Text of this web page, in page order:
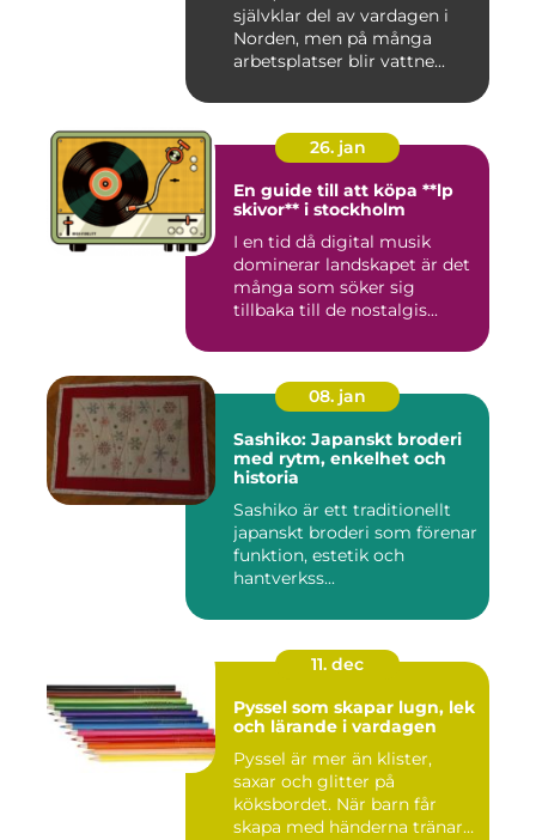
självklar del av vardagen i
Norden, men på många
arbetsplatser blir vattne...
26. jan
En guide till att köpa **lp
skivor** i stockholm
I en tid då digital musik
dominerar landskapet är det
många som söker sig
tillbaka till de nostalgis...
08. jan
Sashiko: Japanskt broderi
med rytm, enkelhet och
historia
Sashiko är ett traditionellt
japanskt broderi som förenar
funktion, estetik och
hantverkss...
11. dec
Pyssel som skapar lugn, lek
och lärande i vardagen
Pyssel är mer än klister,
saxar och glitter på
köksbordet. När barn får
skapa med händerna tränar